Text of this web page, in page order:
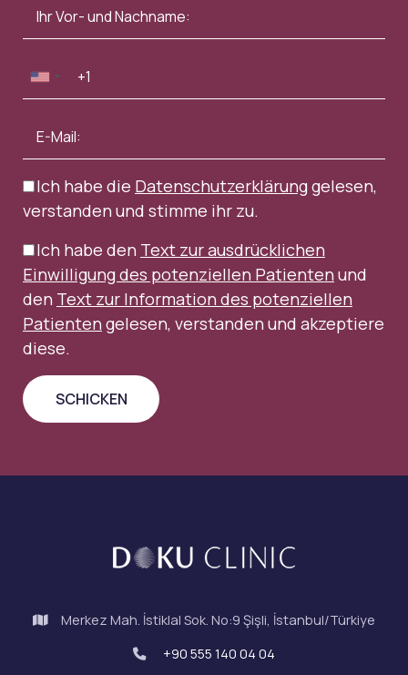
Ich habe die Datenschutzerklärunggelesen,
verstanden und stimme ihr zu.
Ich habe den Text zur ausdrücklichen
Einwilligung des potenziellen Patienten und
den Text zur Information des potenziellen
Patienten gelesen, verstanden und akzeptiere
diese.
Merkez Mah. İstiklal Sok. No:9 Şişli, İstanbul/Türkiye
+90 555 140 04 04